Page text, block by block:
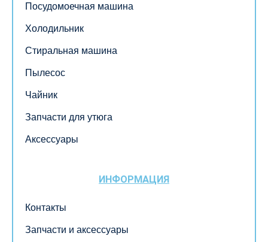
Посудомоечная машина
Холодильник
Стиральная машина
Пылесос
Чайник
Запчасти для утюга
Аксессуары
ИНФОРМАЦИЯ
Контакты
Запчасти и аксессуары